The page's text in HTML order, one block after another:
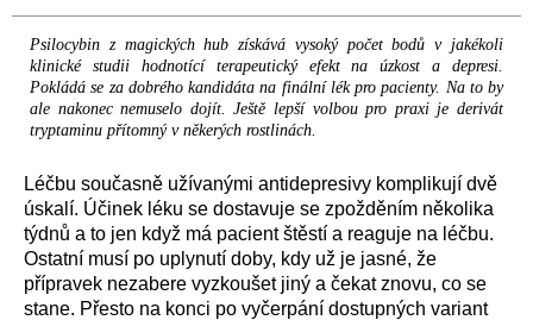
Psilocybin z magických hub získává vysoký počet bodů v jakékoli
klinické studii hodnotící terapeutický efekt na úzkost a depresi.
Pokládá se za dobrého kandidáta na finální lék pro pacienty. Na to by
ale nakonec nemuselo dojít. Ještě lepší volbou pro praxi je derivát
tryptaminu přítomný v někerých rostlinách.
Léčbu současně užívanými antidepresivy komplikují dvě
úskalí. Účinek léku se dostavuje se zpožděním několika
týdnů a to jen když má pacient štěstí a reaguje na léčbu.
Ostatní musí po uplynutí doby, kdy už je jasné, že
přípravek nezabere vyzkoušet jiný a čekat znovu, co se
stane. Přesto na konci po vyčerpání dostupných variant